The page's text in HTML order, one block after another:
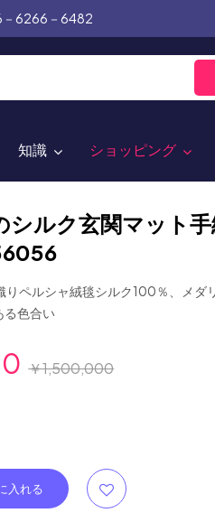
6266－6482
知識 ショッピング
シルク玄関マット
ペルシャ絨毯シルク100％、メダ
る色合い
￥1,500,000